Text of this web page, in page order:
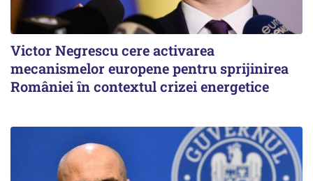
Victor Negrescu cere activarea
mecanismelor europene pentru sprijinirea
României în contextul crizei energetice